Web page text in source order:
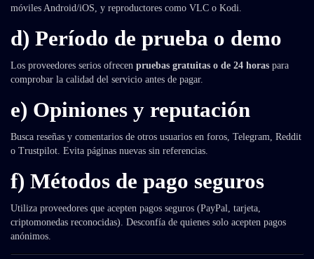
móviles Android/iOS, y reproductores como VLC o Kodi.
d) Período de prueba o demo
Los proveedores serios ofrecen pruebas gratuitas o de 24 horas para
comprobar la calidad del servicio antes de pagar.
e) Opiniones y reputación
Busca reseñas y comentarios de otros usuarios en foros, Telegram, Reddit
o Trustpilot. Evita páginas nuevas sin referencias.
f) Métodos de pago seguros
Utiliza proveedores que acepten pagos seguros (PayPal, tarjeta,
criptomonedas reconocidas). Desconfía de quienes solo acepten pagos
anónimos.